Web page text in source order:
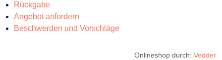
Rückgabe
Angebot anfordern
Beschwerden und Vorschläge
Onlineshop durch: Vedder